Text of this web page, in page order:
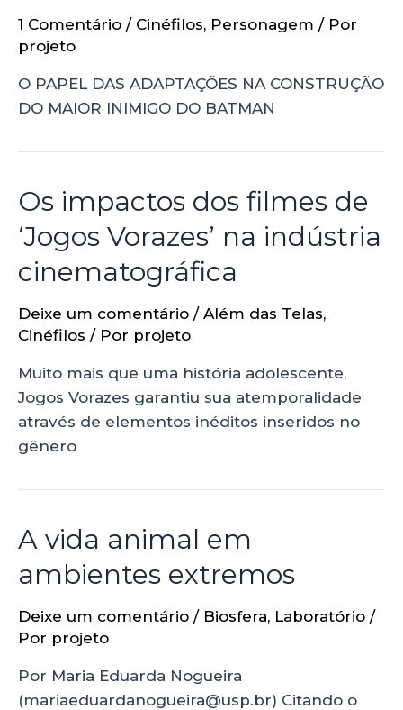
1 Comentário / Cinéfilos, Personagem / Por
projeto
O PAPEL DAS ADAPTAÇÕES NA CONSTRUÇÃO
DO MAIOR INIMIGO DO BATMAN
Os impactos dos filmes de
‘Jogos Vorazes’ na indústria
cinematográfica
Deixe um comentário / Além das Telas,
Cinéfilos / Por projeto
Muito mais que uma história adolescente,
Jogos Vorazes garantiu sua atemporalidade
através de elementos inéditos inseridos no
gênero
A vida animal em
ambientes extremos
Deixe um comentário / Biosfera, Laboratório /
Por projeto
Por Maria Eduarda Nogueira
(mariaeduardanogueira@usp.br) Citando o